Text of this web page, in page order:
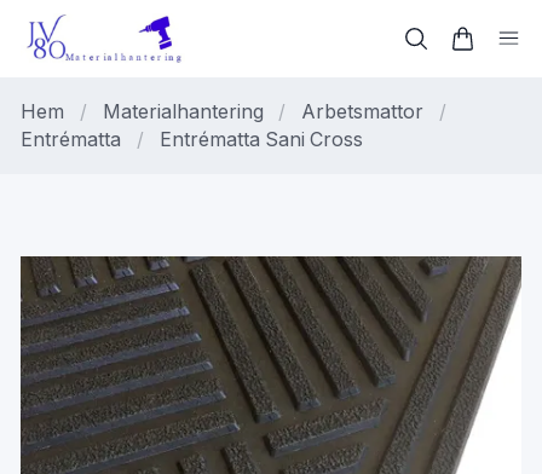
Hem / Materialhantering / Arbetsmattor
/
Entrématta
/ Entrématta Sani Cross